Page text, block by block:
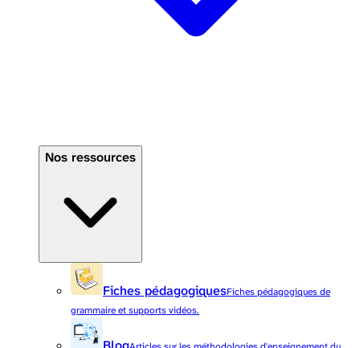
Nos ressources
Fiches pédagogiquesFiches pédagogiques de
grammaire et supports vidéos.